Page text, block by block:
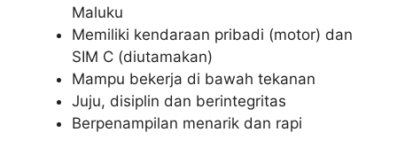
Maluku
Memiliki kendaraan pribadi (motor) dan
SIM C (diutamakan)
Mampu bekerja di bawah tekanan
Juju, disiplin dan berintegritas
Berpenampilan menarik dan rapi